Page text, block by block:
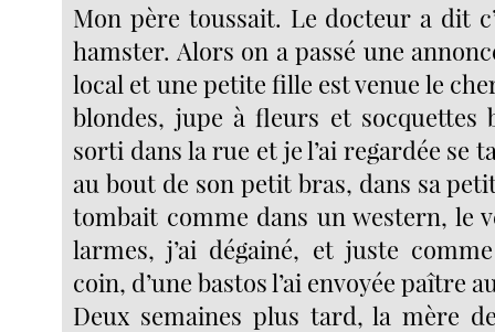
Mon père toussait. Le docteur a dit
hamster. Alors on a passé une
local et une petite fille est venue le
blondes, jupe à fleurs et socquettes
sorti dans la rue et je l’ai regardée se
au bout de son petit bras, dans sa
tombait comme dans un western, le
larmes, j’ai dégainé, et juste
coin, d’une bastos l’ai envoyée paître
Deux semaines plus tard, la mère